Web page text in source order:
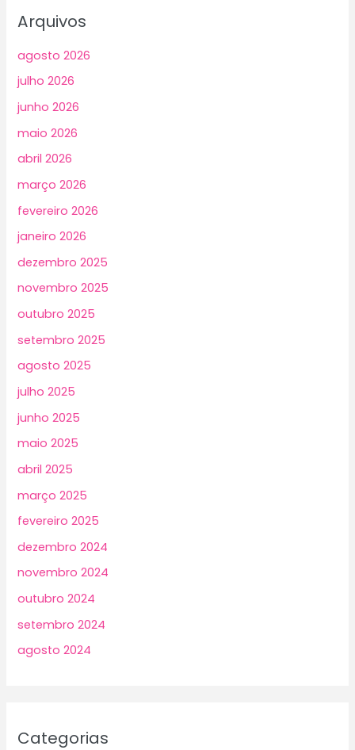
Arquivos
agosto 2026
julho 2026
junho 2026
maio 2026
abril 2026
março 2026
fevereiro 2026
janeiro 2026
dezembro 2025
novembro 2025
outubro 2025
setembro 2025
agosto 2025
julho 2025
junho 2025
maio 2025
abril 2025
março 2025
fevereiro 2025
dezembro 2024
novembro 2024
outubro 2024
setembro 2024
agosto 2024
Categorias